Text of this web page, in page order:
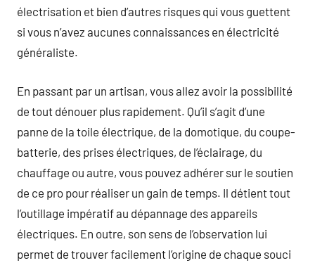
électrisation et bien d’autres risques qui vous guettent
si vous n’avez aucunes connaissances en électricité
généraliste.
En passant par un artisan, vous allez avoir la possibilité
de tout dénouer plus rapidement. Qu’il s’agit d’une
panne de la toile électrique, de la domotique, du coupe-
batterie, des prises électriques, de l’éclairage, du
chauffage ou autre, vous pouvez adhérer sur le soutien
de ce pro pour réaliser un gain de temps. Il détient tout
l’outillage impératif au dépannage des appareils
électriques. En outre, son sens de l’observation lui
permet de trouver facilement l’origine de chaque souci